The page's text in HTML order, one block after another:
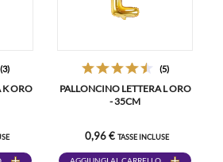
(3)
K ORO
(5)
PALLONCINO LETTERA L ORO
- 35CM
0,96 € TASSE INCLUSE